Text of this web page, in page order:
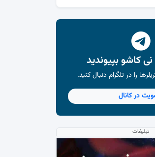
کاشو بپیوندید
را در تلگرام دنبال کنید.
در کانال
تبلیغات